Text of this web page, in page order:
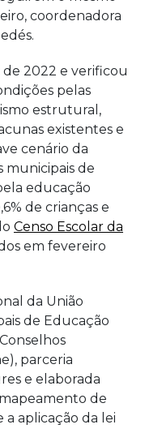
coordenadora
2022 e verificou
pelas
estrutural,
existentes e
cenário da
municipais de
educação
de crianças e
Censo Escolar da
em fevereiro
da União
de Educação
parceria
e elaborada
de
a aplicação da lei